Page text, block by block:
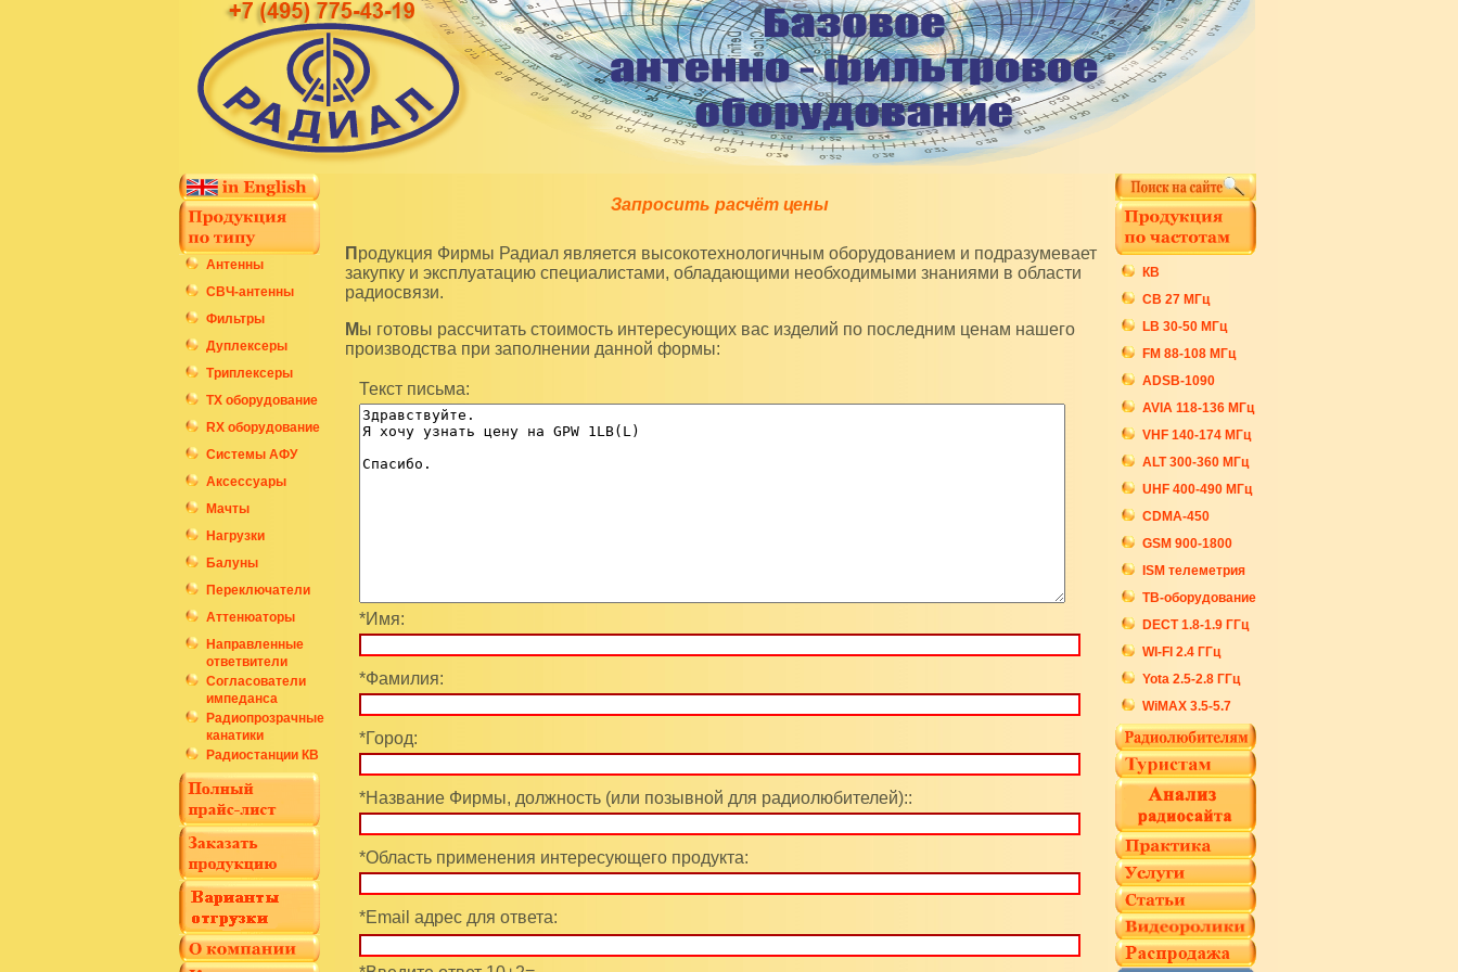
Антенны
СВЧ-антенны
Фильтры
Дуплексеры
Триплексеры
ТХ оборудование
RX оборудование
Системы АФУ
Аксессуары
Мачты
Нагрузки
Балуны
Переключатели
Аттенюаторы
Направленные
ответвители
Согласователи
импеданса
Радиопрозрачные
канатики
Радиостанции КВ
Запросить расчёт цены
Продукция Фирмы Радиал является высокотехнологичным оборудованием и подразумевает
закупку и эксплуатацию специалистами, обладающими необходимыми знаниями в области
радиосвязи.
Мы готовы рассчитать стоимость интересующих вас изделий по последним ценам нашего
производства при заполнении данной формы:
Текст письма:
*Имя:
*Фамилия:
*Город:
*Название Фирмы, должность (или позывной для радиолюбителей)::
*Область применения интересующего продукта:
*Email адрес для ответа:
КВ
СB 27 МГц
LB 30-50 МГц
FM 88-108 МГц
ADSB-1090
AVIA 118-136 МГц
VHF 140-174 МГц
ALT 300-360 МГц
UHF 400-490 МГц
CDMA-450
GSM 900-1800
ISM телеметрия
ТВ-оборудование
DECT 1.8-1.9 ГГц
WI-FI 2.4 ГГц
Yota 2.5-2.8 ГГц
WiMAX 3.5-5.7